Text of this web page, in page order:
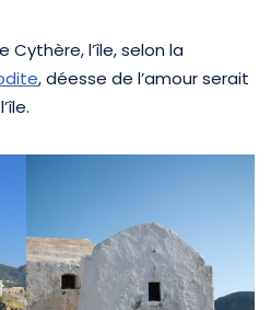
Cythère, l’île, selon la
, déesse de l’amour serait